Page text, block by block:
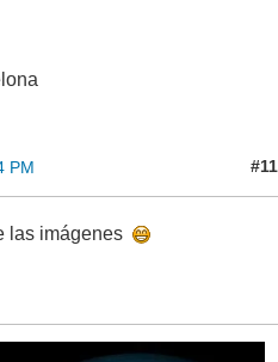
PM #11
las imágenes